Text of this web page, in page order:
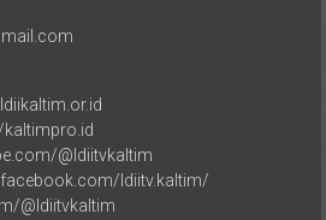
kaltimpro.id
@ldiitvkaltim
ldiitv.kaltim/
@ldiitvkaltim